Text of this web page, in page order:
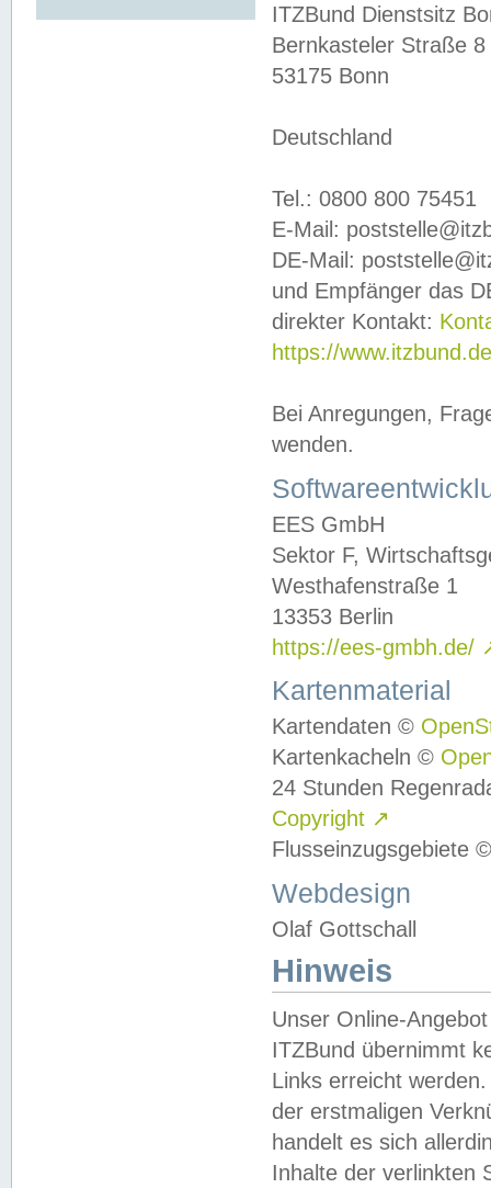
ITZBund Dienstsitz
Bernkasteler Straße 8
53175 Bonn
Deutschland
Tel.: 0800 800 75451
E-Mail:
DE-Mail:
und Empfänger das
direkter Kontakt:
https://
Bei Anregungen,
wenden.
EES GmbH
Sektor F,
Westhafenstraße 1
13353 Berlin
https://ees-gmbh.de/
Kartenmaterial
Kartendaten ©
Kartenkacheln ©
24 Stunden
Copyright ↗
Flusseinzugsgebiete
Webdesign
Olaf Gottschall
Hinweis
Unser Online-
ITZBund übernimmt
Links erreicht
der erstmaligen
handelt es sich
Inhalte der verlinkten